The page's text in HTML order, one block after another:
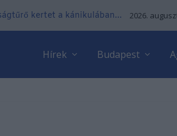
kertet a kánikulában... 2026.
Hírek Budapest